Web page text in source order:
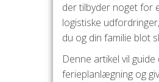
der tilbyder noget for
logistiske
du og din familie blot
Denne artikel vil guide
ferieplanlægning og